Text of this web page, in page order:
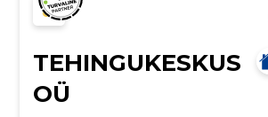
TEHINGUKESKUS
OÜ